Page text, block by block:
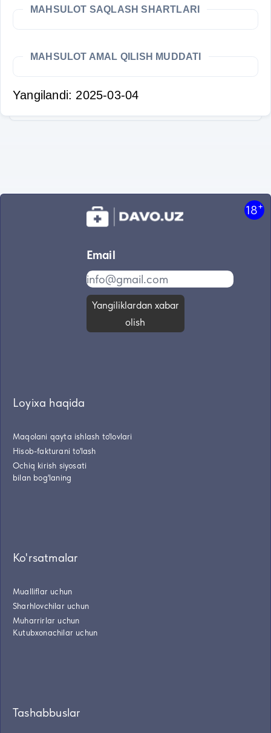
MAHSULOT SAQLASH SHARTLARI
MAHSULOT AMAL QILISH MUDDATI
Yangilandi: 2025-03-04
18+
Email
Yangiliklardan xabar
olish
Loyixa haqida
Maqolani qayta ishlash to'lovlari
Hisob-fakturani to'lash
Ochiq kirish siyosati
bilan bog'laning
Ko'rsatmalar
Mualliflar uchun
Sharhlovchilar uchun
Muharrirlar uchun
Kutubxonachilar uchun
Tashabbuslar